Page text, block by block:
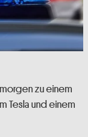
zu einem
Tesla und einem